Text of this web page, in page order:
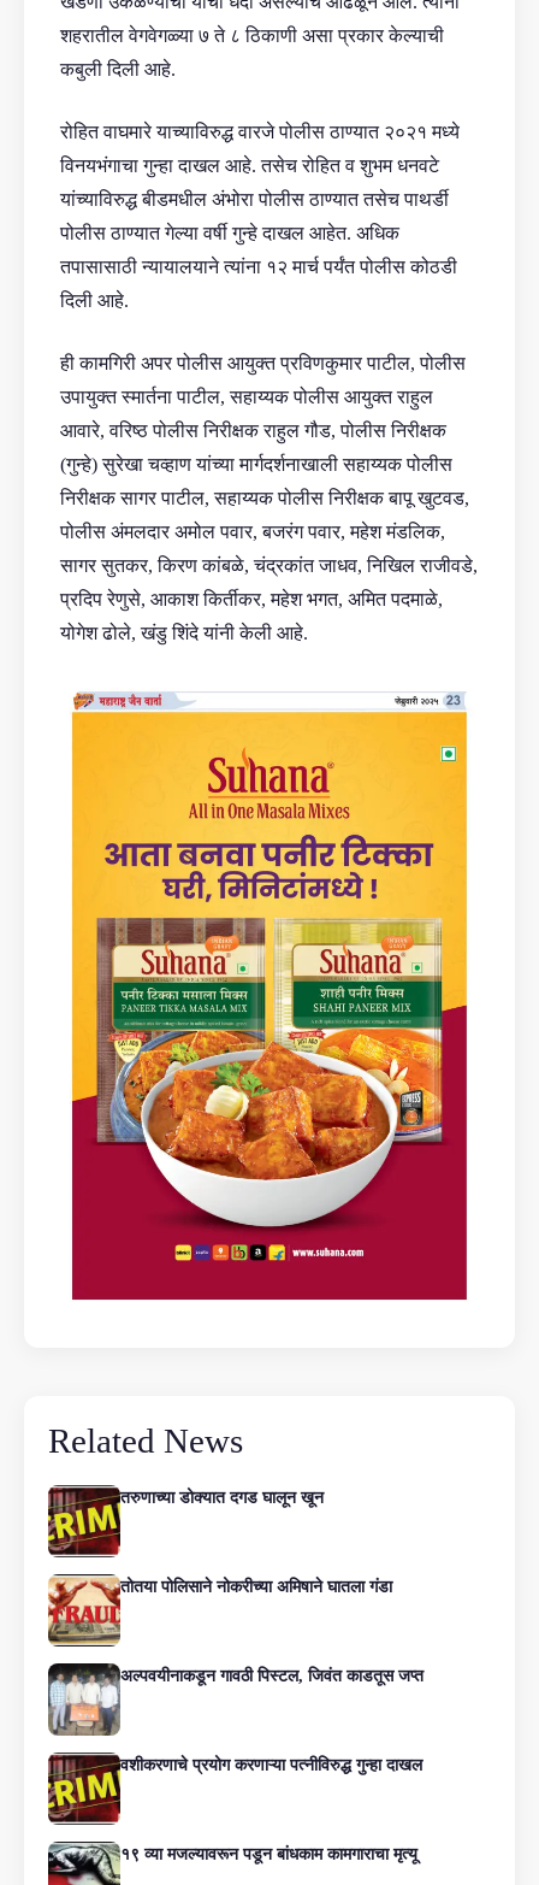
शहरातील वेगवेगळ्या ७ ते ८ ठिकाणी असा प्रकार केल्याची
कबुली दिली आहे.
रोहित वाघमारे याच्याविरुद्ध वारजे पोलीस ठाण्यात २०२१ मध्ये
विनयभंगाचा गुन्हा दाखल आहे. तसेच रोहित व शुभम धनवटे
यांच्याविरुद्ध बीडमधील अंभोरा पोलीस ठाण्यात तसेच पाथर्डी
पोलीस ठाण्यात गेल्या वर्षी गुन्हे दाखल आहेत. अधिक
तपासासाठी न्यायालयाने त्यांना १२ मार्च पर्यंत पोलीस कोठडी
दिली आहे.
ही कामगिरी अपर पोलीस आयुक्त प्रविणकुमार पाटील, पोलीस
उपायुक्त स्मार्तना पाटील, सहाय्यक पोलीस आयुक्त राहुल
आवारे, वरिष्ठ पोलीस निरीक्षक राहुल गौड, पोलीस निरीक्षक
(गुन्हे) सुरेखा चव्हाण यांच्या मार्गदर्शनाखाली सहाय्यक पोलीस
निरीक्षक सागर पाटील, सहाय्यक पोलीस निरीक्षक बापू खुटवड,
पोलीस अंमलदार अमोल पवार, बजरंग पवार, महेश मंडलिक,
सागर सुतकर, किरण कांबळे, चंद्रकांत जाधव, निखिल राजीवडे,
प्रदिप रेणुसे, आकाश किर्तीकर, महेश भगत, अमित पदमाळे,
योगेश ढोले, खंडु शिंदे यांनी केली आहे.
Related News
तरुणाच्या डोक्यात दगड घालून खून
तोतया पोलिसाने नोकरीच्या अमिषाने घातला गंडा
अल्पवयीनाकडून गावठी पिस्टल, जिवंत काडतूस जप्त
वशीकरणाचे प्रयोग करणाऱ्या पत्नीविरुद्ध गुन्हा दाखल
१९ व्या मजल्यावरून पडून बांधकाम कामगाराचा मृत्यू